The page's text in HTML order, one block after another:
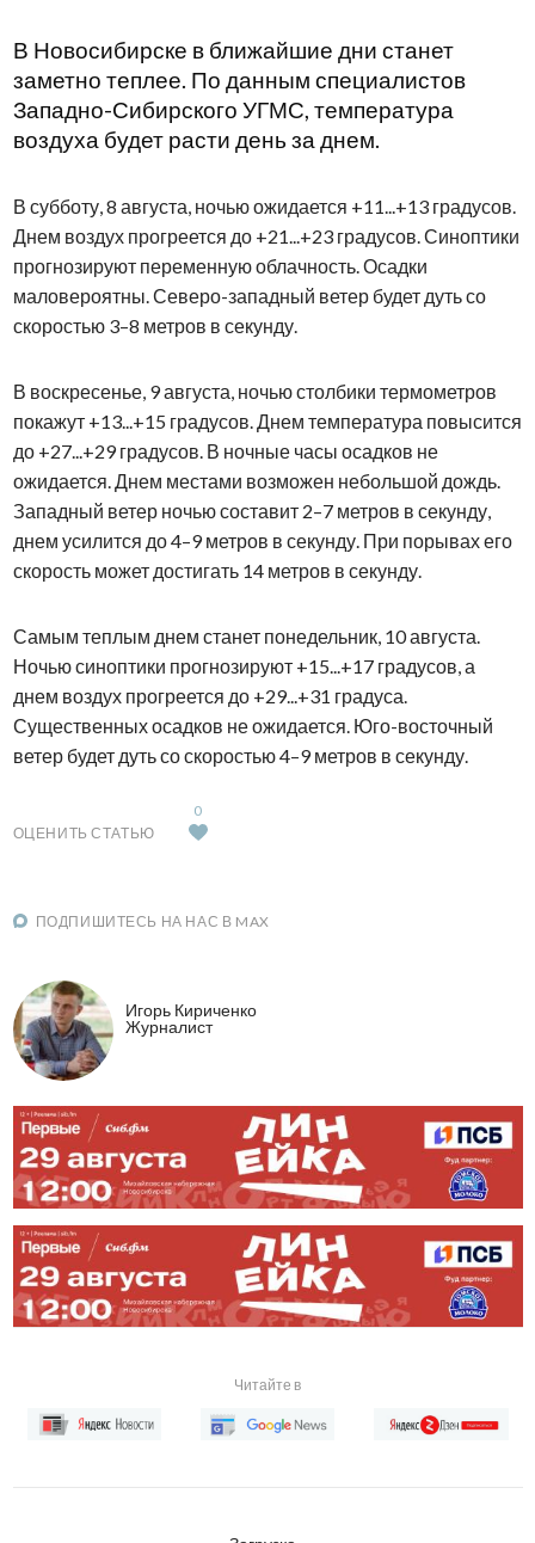
В Новосибирске в ближайшие дни станет
заметно теплее. По данным специалистов
Западно-Сибирского УГМС, температура
воздуха будет расти день за днем.
В субботу, 8 августа, ночью ожидается +11...+13 градусов.
Днем воздух прогреется до +21...+23 градусов. Синоптики
прогнозируют переменную облачность. Осадки
маловероятны. Северо-западный ветер будет дуть со
скоростью 3–8 метров в секунду.
В воскресенье, 9 августа, ночью столбики термометров
покажут +13...+15 градусов. Днем температура повысится
до +27...+29 градусов. В ночные часы осадков не
ожидается. Днем местами возможен небольшой дождь.
Западный ветер ночью составит 2–7 метров в секунду,
днем усилится до 4–9 метров в секунду. При порывах его
скорость может достигать 14 метров в секунду.
Самым теплым днем станет понедельник, 10 августа.
Ночью синоптики прогнозируют +15...+17 градусов, а
днем воздух прогреется до +29...+31 градуса.
Существенных осадков не ожидается. Юго-восточный
ветер будет дуть со скоростью 4–9 метров в секунду.
ОЦЕНИТЬ СТАТЬЮ
0
ПОДПИШИТЕСЬ НА НАС В MAX
Игорь Кириченко
Журналист
Читайте в